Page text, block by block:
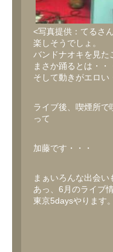
<写真提供：てるさ
楽しそうでしょ。
バンドナオキを見
まさか踊るとは・・
そして動きがエロい
ライブ後、喫煙所で
って
加藤です・・・
まぁいろんな出会い
あっ、6月のライブ
東京5daysやります。